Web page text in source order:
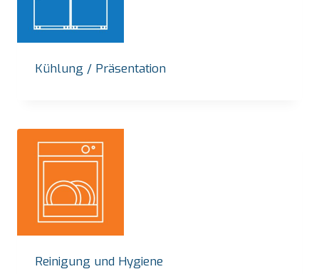
Kühlung / Präsentation
Reinigung und Hygiene